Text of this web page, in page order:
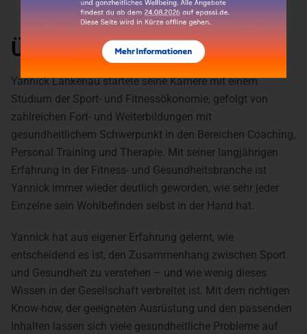
Über den Speaker
Yannick Lankenau startete seine Karriere mit einem
Studium der Sport- und Fitnessökonomie, gefolgt von
zahlreichen Fort- und Weiterbildungen mit
gesundheitlichem Schwerpunkt in den Bereichen Coaching,
Personal Training und Therapie. Mit seiner langjährigen
Erfahrung in der Fitness- und Gesundheitsbranche ist
Yannick immer wieder deutlich geworden, wie sehr jeder
Einzelne sein Wohlbefinden selbst in der Hand hat.
Yannick hat aus eigener Erfahrung gelernt, wie
entscheidend es ist, den Zusammenhang zwischen Sport
und Gesundheit zu verstehen – und wie wenig dieses
Wissen in der Gesellschaft verbreitet ist. Mit dem richtigen
Know-how, der geeigneten Ausrüstung und den passenden
Inhalten lassen sich viele gesundheitliche Probleme auf